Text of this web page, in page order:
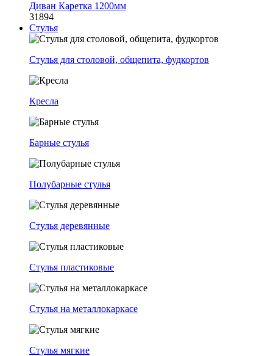
Диван Каретка 1200мм
31894
Стулья
Стулья для столовой, общепита, фудкортов
Кресла
Барные стулья
Полубарные стулья
Стулья деревянные
Стулья пластиковые
Стулья на металлокаркасе
Стулья мягкие